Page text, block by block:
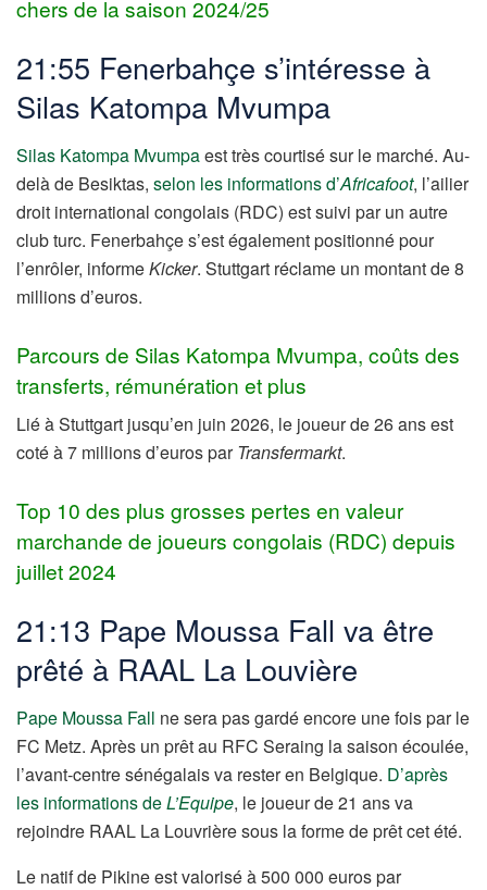
chers de la saison 2024/25
21:55 Fenerbahçe s’intéresse à
Silas Katompa Mvumpa
Silas Katompa Mvumpaest très courtisé sur le marché. Au-
delà de Besiktas, selon les informations d’Africafoot, l’ailier
droit international congolais (RDC) est suivi par un autre
club turc. Fenerbahçe s’est également positionné pour
l’enrôler, informeKicker. Stuttgart réclame un montant de 8
millions d’euros.
Parcours de Silas Katompa Mvumpa, coûts des
transferts, rémunération et plus
Lié à Stuttgart jusqu’en juin 2026, le joueur de 26 ans est
coté à 7 millions d’euros par Transfermarkt.
Top 10 des plus grosses pertes en valeur
marchande de joueurs congolais (RDC) depuis
juillet 2024
21:13 Pape Moussa Fall va être
prêté à RAAL La Louvière
Pape Moussa Fall ne sera pas gardé encore une fois par le
FC Metz. Après un prêt au RFC Seraing la saison écoulée,
l’avant-centre sénégalais va rester en Belgique. D’après
les informations deL’Equipe, le joueur de 21 ans va
rejoindre RAAL La Louvrière sous la forme de prêt cet été.
Le natif de Pikine est valorisé à 500 000 euros par